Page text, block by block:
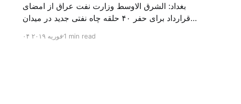
بغداد: الشرق الاوسط وزارت نفت عراق از امضای
قرارداد برای حفر ۴۰ حلقه چاه نفتی جدید در میدان
محمد خضیر مدعامل شرکت حفاری عراق روز یکشنبه
۰۴ فوریه ۲۰۱۹1 min read